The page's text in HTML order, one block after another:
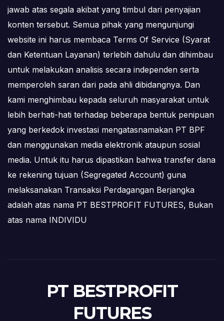
jawab atas segala akibat yang timbul dari penyajian
konten tersebut. Semua pihak yang mengunjungi
website ini harus membaca Terms Of Service (Syarat
dan Ketentuan Layanan) terlebih dahulu dan dihimbau
untuk melakukan analisis secara independen serta
memperoleh saran dari pada ahli dibidangnya. Dan
kami menghimbau kepada seluruh masyarakat untuk
lebih berhati-hati terhadap beberapa bentuk penipuan
yang berkedok investasi mengatasnamakan PT BPF
dan menggunakan media elektronik ataupun sosial
media. Untuk itu harus dipastikan bahwa transfer dana
ke rekening tujuan (Segregated Account) guna
melaksanakan Transaksi Perdagangan Berjangka
adalah atas nama PT BESTPROFIT FUTURES, Bukan
atas nama INDIVIDU
PT BESTPROFIT
FUTURES